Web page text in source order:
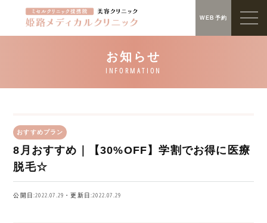
WEB予約
おすすめプラン
8月おすすめ｜【30%OFF】学割でお得に医療
脱毛☆
公開日:2022.07.29・更新日:2022.07.29